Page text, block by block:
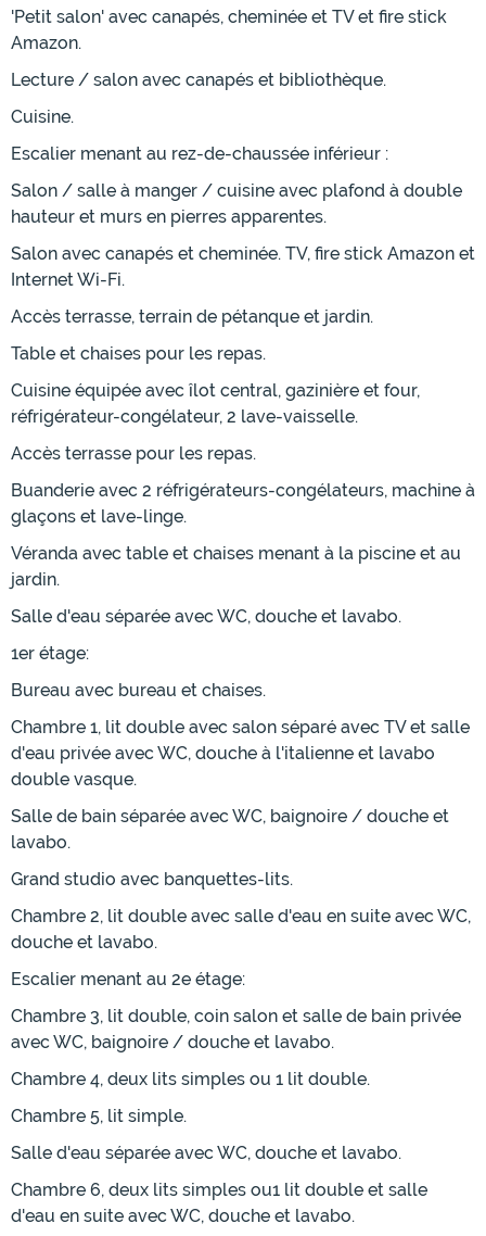
'Petit salon' avec canapés, cheminée et TV et fire stick
Amazon.
Lecture / salon avec canapés et bibliothèque.
Cuisine.
Escalier menant au rez-de-chaussée inférieur :
Salon / salle à manger / cuisine avec plafond à double
hauteur et murs en pierres apparentes.
Salon avec canapés et cheminée. TV, fire stick Amazon et
Internet Wi-Fi.
Accès terrasse, terrain de pétanque et jardin.
Table et chaises pour les repas.
Cuisine équipée avec îlot central, gazinière et four,
réfrigérateur-congélateur, 2 lave-vaisselle.
Accès terrasse pour les repas.
Buanderie avec 2 réfrigérateurs-congélateurs, machine à
glaçons et lave-linge.
Véranda avec table et chaises menant à la piscine et au
jardin.
Salle d'eau séparée avec WC, douche et lavabo.
1er étage:
Bureau avec bureau et chaises.
Chambre 1, lit double avec salon séparé avec TV et salle
d'eau privée avec WC, douche à l'italienne et lavabo
double vasque.
Salle de bain séparée avec WC, baignoire / douche et
lavabo.
Grand studio avec banquettes-lits.
Chambre 2, lit double avec salle d'eau en suite avec WC,
douche et lavabo.
Escalier menant au 2e étage:
Chambre 3, lit double, coin salon et salle de bain privée
avec WC, baignoire / douche et lavabo.
Chambre 4, deux lits simples ou 1 lit double.
Chambre 5, lit simple.
Salle d'eau séparée avec WC, douche et lavabo.
Chambre 6, deux lits simples ou1 lit double et salle
d'eau en suite avec WC, douche et lavabo.